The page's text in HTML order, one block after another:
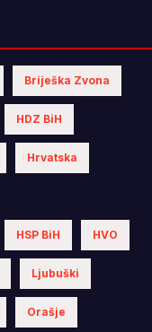
Briješka Zvona
HDZ BiH
Hrvatska
HSP BiH HVO
Ljubuški
Orašje